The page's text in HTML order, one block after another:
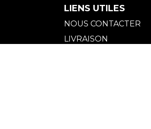
LIENS UTILES
NOUS CONTACTER
LIVRAISON